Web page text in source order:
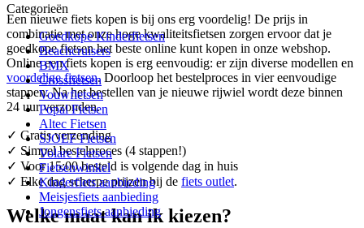
Een nieuwe fiets kopen is bij ons erg voordelig! De prijs in
combinatie met onze hoge kwaliteitsfietsen zorgen ervoor dat je
goedkope fietsen het beste online kunt kopen in onze webshop.
Online een fiets kopen is erg eenvoudig: er zijn diverse modellen en
voordelige fietsen. Doorloop het bestelproces in vier eenvoudige
stappen. Na het bestellen van je nieuwe rijwiel wordt deze binnen
24 uur verzonden.
✓ Gratis verzending
✓ Simpel bestelproces (4 stappen!)
✓ Voor 15:00 besteld is volgende dag in huis
✓ Elke dag scherpe prijzen bij de fiets outlet.
Welke maat kan ik kiezen?
Categorieën
Goedkope Kinderfietsen
Beachcruisers
BMX
Crossfietsen
Vouwfietsen
Popal Fietsen
Altec Fietsen
SJOEF Fietsen
Volare Fietsen
Fietsenwinkel
Kinderfiets aanbieding
Meisjesfiets aanbieding
Jongensfiets aanbieding